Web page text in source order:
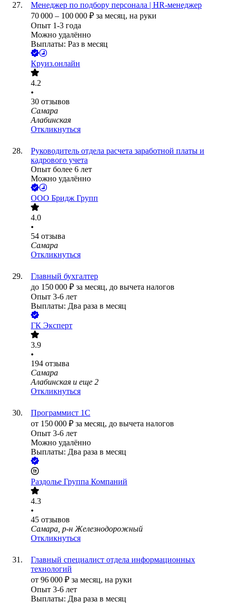
Менеджер по подбору персонала | HR-менеджер
70 000 – 100 000 ₽ за месяц, на руки
Опыт 1-3 года
Можно удалённо
Выплаты: Раз в месяц
Круиз.онлайн
4.2
•
30 отзывов
Самара
Алабинская
Откликнуться
Руководитель отдела расчета заработной платы и
кадрового учета
Опыт более 6 лет
Можно удалённо
ООО Бридж Групп
4.0
•
54 отзыва
Самара
Откликнуться
Главный бухгалтер
до 150 000 ₽ за месяц, до вычета налогов
Опыт 3-6 лет
Выплаты: Два раза в месяц
ГК Эксперт
3.9
•
194 отзыва
Самара
Алабинская и еще 2
Откликнуться
Программист 1С
от 150 000 ₽ за месяц, до вычета налогов
Опыт 3-6 лет
Можно удалённо
Выплаты: Два раза в месяц
Раздолье Группа Компаний
4.3
•
45 отзывов
Самара, р-н Железнодорожный
Откликнуться
Главный специалист отдела информационных
технологий
от 96 000 ₽ за месяц, на руки
Опыт 3-6 лет
Выплаты: Два раза в месяц